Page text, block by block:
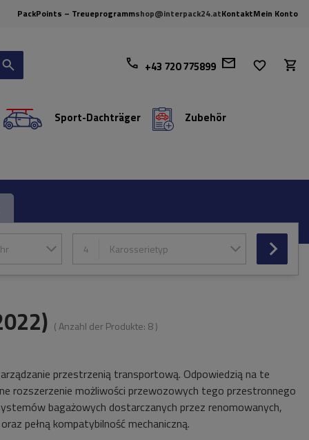
PackPoints – Treueprogrammshop@interpack24.atKontaktMein Konto
+43 720 775899
Sport-Dachträger Zubehör
4 Karosserietyp
( Anzahl der Produkte: 8)
przestrzenią transportową. Odpowiedzią na te
rozszerzenie możliwości przewozowych tego przestronnego
bagażowych dostarczanych przez renomowanych,
pełną kompatybilność mechaniczną.